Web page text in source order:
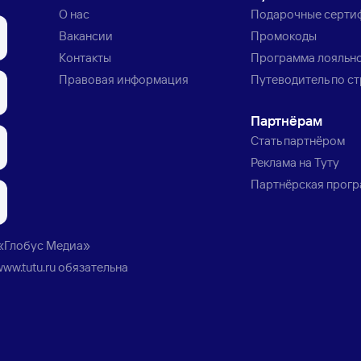
О нас
Вакансии
Контакты
Правовая информация
Подарочные
Промокоды
Программа
Путеводитель по
Партнёрам
Стать партнёром
Реклама на Туту
Партнёрская
Медиа»
обязательна